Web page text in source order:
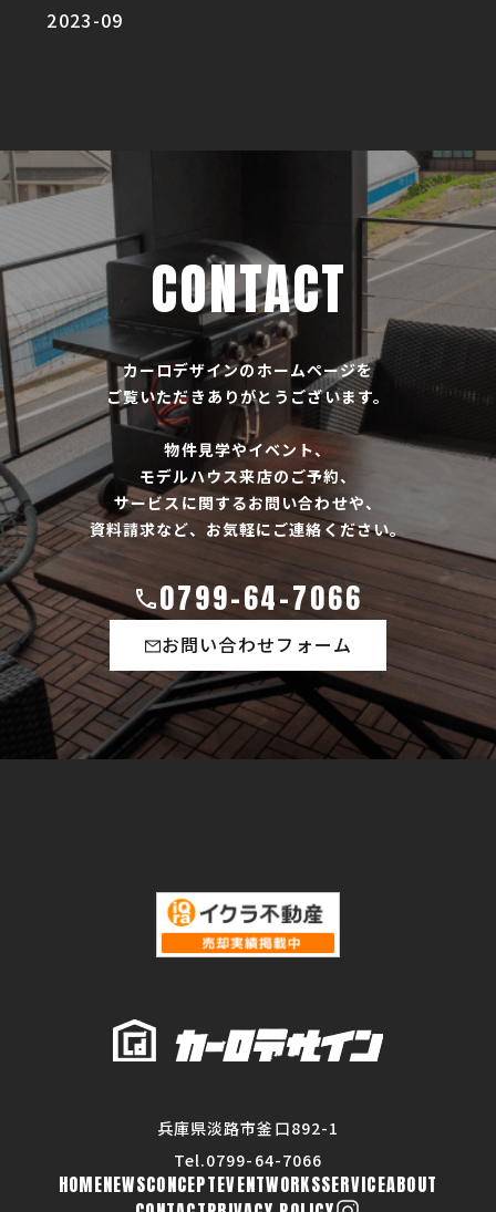
2023-09
CONTACT
カーロデザインのホームページを
ご覧いただきありがとうございます。
物件見学やイベント、
モデルハウス来店のご予約、
サービスに関するお問い合わせや、
資料請求など、お気軽にご連絡ください。
0799-64-7066
お問い合わせフォーム
兵庫県淡路市釜口892-1
Tel.0799-64-7066
HOMENEWSCONCEPTEVENTWORKSSERVICEABOUT